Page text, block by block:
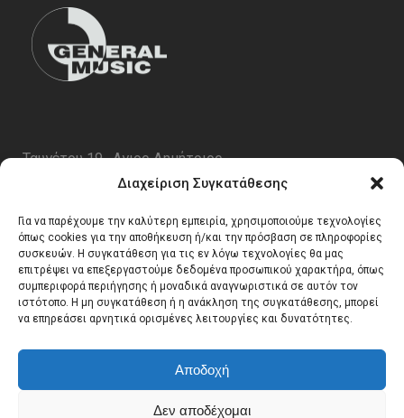
Διαχείριση Συγκατάθεσης
Για να παρέχουμε την καλύτερη εμπειρία, χρησιμοποιούμε τεχνολογίες
όπως cookies για την αποθήκευση ή/και την πρόσβαση σε πληροφορίες
συσκευών. Η συγκατάθεση για τις εν λόγω τεχνολογίες θα μας
επιτρέψει να επεξεργαστούμε δεδομένα προσωπικού χαρακτήρα, όπως
συμπεριφορά περιήγησης ή μοναδικά αναγνωριστικά σε αυτόν τον
ιστότοπο. Η μη συγκατάθεση ή η ανάκληση της συγκατάθεσης, μπορεί
να επηρεάσει αρνητικά ορισμένες λειτουργίες και δυνατότητες.
Αποδοχή
Δεν αποδέχομαι
Ταυγέτου 19 , Αγιος Δημήτριος
email:info@generalmusic.gr
Ωρες Λειτουργίας:
Δευτέρα – Παρασκευή 10:00 – 17:00